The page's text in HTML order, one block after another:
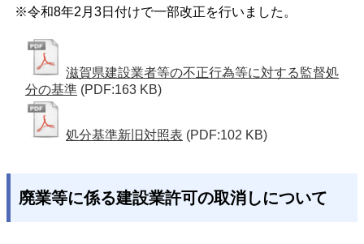
※令和8年2月3日付けで一部改正を行いました。
滋賀県建設業者等の不正行為等に対する監督処
分の基準 (PDF:163 KB)
処分基準新旧対照表 (PDF:102 KB)
廃業等に係る建設業許可の取消しについて